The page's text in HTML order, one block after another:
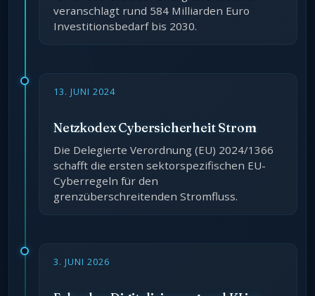
veranschlagt rund 584 Milliarden Euro
Investitionsbedarf bis 2030.
13. JUNI 2024
Netzkodex Cybersicherheit Strom
Die Delegierte Verordnung (EU) 2024/1366
schafft die ersten sektorspezifischen EU-
Cyberregeln für den
grenzüberschreitenden Stromfluss.
3. JUNI 2026